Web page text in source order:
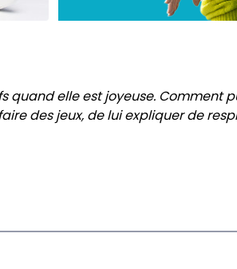
quand elle est joyeuse. Comment
des jeux, de lui expliquer de